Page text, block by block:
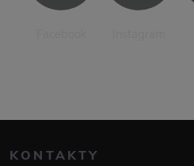
KONTAKTY